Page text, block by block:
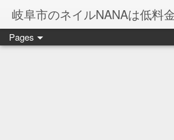
ネイル岐阜市NANAです♪♪
Pages